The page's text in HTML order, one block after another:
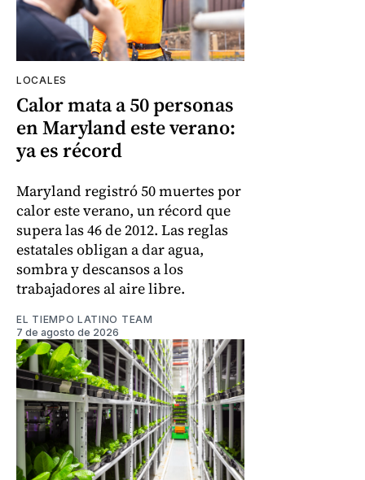
LOCALES
Calor mata a 50 personas
en Maryland este verano:
ya es récord
Maryland registró 50 muertes por
calor este verano, un récord que
supera las 46 de 2012. Las reglas
estatales obligan a dar agua,
sombra y descansos a los
trabajadores al aire libre.
EL TIEMPO LATINO TEAM
7 de agosto de 2026